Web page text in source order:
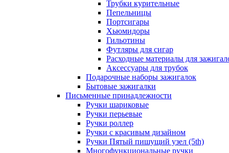
Трубки курительные
Пепельницы
Портсигары
Хьюмидоры
Гильотины
Футляры для сигар
Расходные материалы для
Аксессуары для трубок
Подарочные наборы зажигалок
Бытовые зажигалки
Письменные принадлежности
Ручки шариковые
Ручки перьевые
Ручки роллер
Ручки с красивым дизайном
Ручки Пятый пишущий узел (5th)
Многофункциональные ручки